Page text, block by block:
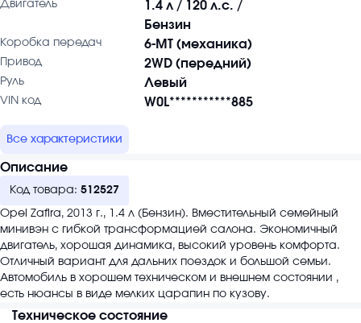
Двигатель
1.4 л / 120 л.с. /
Бензин
Коробка передач 6-MT (механика)
Привод 2WD (передний)
Руль Левый
VIN код W0L***********885
Все характеристики
Описание
Код товара: 512527
Opel Zafira, 2013 г., 1.4 л (Бензин). Вместительный семейный
минивэн с гибкой трансформацией салона. Экономичный
двигатель, хорошая динамика, высокий уровень комфорта.
Отличный вариант для дальних поездок и большой семьи.
Автомобиль в хорошем техническом и внешнем состоянии ,
есть нюансы в виде мелких царапин по кузову.
Техническое состояние